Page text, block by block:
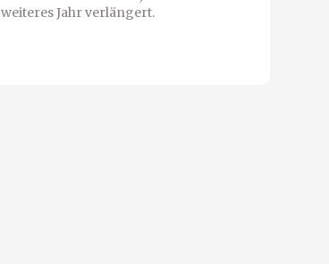
weiteres Jahr verlängert.